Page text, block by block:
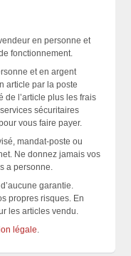
en personne et
fonctionnement.
et en argent
article par la poste
de l’article plus les frais
sécuritaires
vous faire payer.
mandat-poste ou
Ne donnez jamais vos
a personne.
garantie.
propres risques. En
les articles vendu.
légale